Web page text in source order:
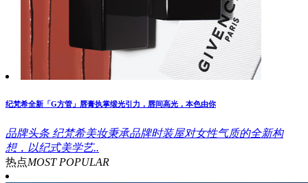
纪梵希全新「G方管」唇膏执掌缎光引力，唇间高光，本色由你
品牌头条 纪梵希美妆秉承品牌时装屋对女性气质的全新构
想，以纪式美学艺..
热点MOST POPULAR